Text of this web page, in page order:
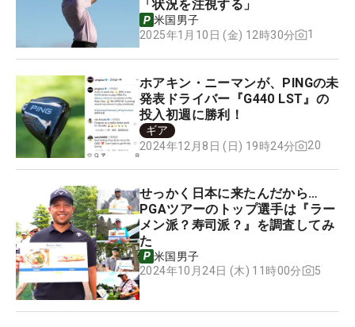
「状況を注視する」
米国男子
2025年1月10日 (金) 12時30分
1
ホアキン・ニーマンが、PINGの未
発表ドライバー『G440 LST』の
投入初週に勝利！
ギア
2024年12月8日 (日) 19時24分
20
せっかく日本に来たんだから…
PGAツアーのトップ選手は『ラー
メン派？寿司派？』を調査してみ
た
米国男子
2024年10月24日 (木) 11時00分
5